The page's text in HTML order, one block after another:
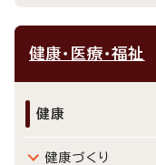
健康・医療・福祉
健康
健康づくり